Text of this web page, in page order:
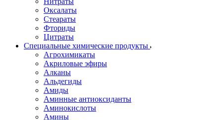
Оксалаты
Стеараты
Фториды
Цитраты
Специальные химические продукты
Агрохимикаты
Акриловые эфиры
Алканы
Альдегиды
Амиды
Аминные антиоксиданты
Аминокислоты
Амины